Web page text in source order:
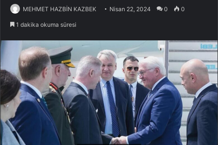
MEHMET HAZBİN KAZBEK Nisan 22, 2024 0 0
1 dakika okuma süresi